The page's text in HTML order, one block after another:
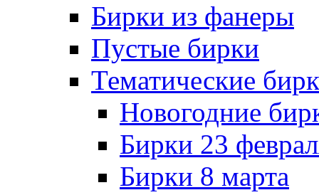
Бирки из фанеры
Пустые бирки
Тематические
Новогодние
Бирки 23
Бирки 8 марта